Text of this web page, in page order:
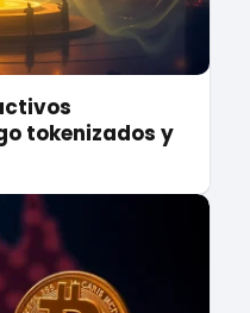
tokenizados y